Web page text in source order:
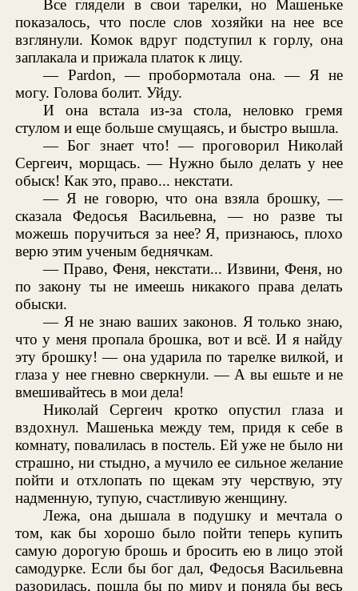
Все глядели в свои тарелки, но Машеньке
показалось, что после слов хозяйки на нее все
взглянули. Комок вдруг подступил к горлу, она
заплакала и прижала платок к лицу.
— Pardon, — пробормотала она. — Я не
могу. Голова болит. Уйду.
И она встала из-за стола, неловко гремя
стулом и еще больше смущаясь, и быстро вышла.
— Бог знает что! — проговорил Николай
Сергеич, морщась. — Нужно было делать у нее
обыск! Как это, право... некстати.
— Я не говорю, что она взяла брошку, —
сказала Федосья Васильевна, — но разве ты
можешь поручиться за нее? Я, признаюсь, плохо
верю этим ученым беднячкам.
— Право, Феня, некстати... Извини, Феня, но
по закону ты не имеешь никакого права делать
обыски.
— Я не знаю ваших законов. Я только знаю,
что у меня пропала брошка, вот и всё. И я найду
эту брошку! — она ударила по тарелке вилкой, и
глаза у нее гневно сверкнули. — А вы ешьте и не
вмешивайтесь в мои дела!
Николай Сергеич кротко опустил глаза и
вздохнул. Машенька между тем, придя к себе в
комнату, повалилась в постель. Ей уже не было ни
страшно, ни стыдно, а мучило ее сильное желание
пойти и отхлопать по щекам эту черствую, эту
надменную, тупую, счастливую женщину.
Лежа, она дышала в подушку и мечтала о
том, как бы хорошо было пойти теперь купить
самую дорогую брошь и бросить ею в лицо этой
самодурке. Если бы бог дал, Федосья Васильевна
разорилась, пошла бы по миру и поняла бы весь